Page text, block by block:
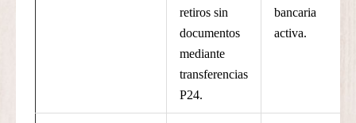
retiros sin
documentos
mediante
transferencias
P24.
bancaria
activa.